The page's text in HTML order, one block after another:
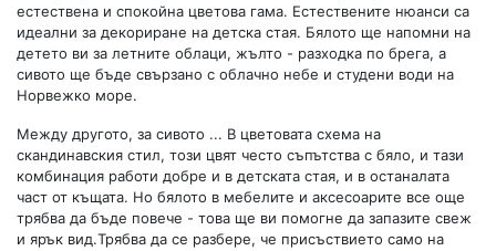
естествена и спокойна цветова гама. Естествените нюанси са
идеални за декориране на детска стая. Бялото ще напомни на
детето ви за летните облаци, жълто - разходка по брега, а
сивото ще бъде свързано с облачно небе и студени води на
Норвежко море.
Между другото, за сивото ... В цветовата схема на
скандинавския стил, този цвят често съпътства с бяло, и тази
комбинация работи добре и в детската стая, и в останалата
част от къщата. Но бялото в мебелите и аксесоарите все още
трябва да бъде повече - това ще ви помогне да запазите свеж
и ярък вид.Трябва да се разбере, че присъствието само на